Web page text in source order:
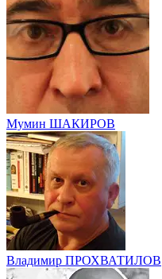
Мумин ШАКИРОВ
Владимир ПРОХВАТИЛОВ